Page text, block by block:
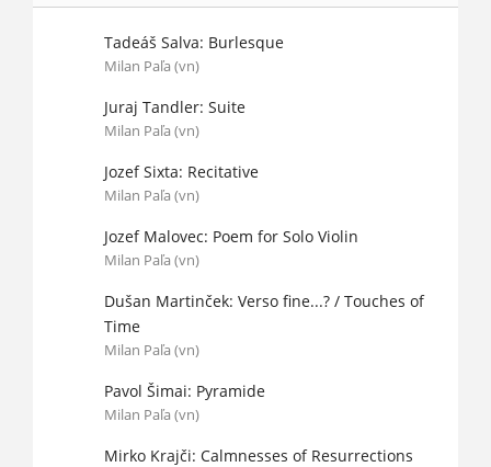
Tadeáš Salva: Burlesque
Milan Paľa (vn)
Juraj Tandler: Suite
Milan Paľa (vn)
Jozef Sixta: Recitative
Milan Paľa (vn)
Jozef Malovec: Poem for Solo Violin
Milan Paľa (vn)
Dušan Martinček: Verso fine...? / Touches of
Time
Milan Paľa (vn)
Pavol Šimai: Pyramide
Milan Paľa (vn)
Mirko Krajči: Calmnesses of Resurrections